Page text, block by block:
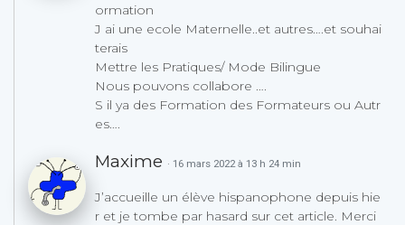
ormation
J ai une ecole Maternelle..et autres….et souhai
terais
Mettre les Pratiques/ Mode Bilingue
Nous pouvons collabore ….
S il ya des Formation des Formateurs ou Autr
es….
Maxime · 16 mars 2022 à 13 h 24 min
J’accueille un élève hispanophone depuis hie
r et je tombe par hasard sur cet article. Merci